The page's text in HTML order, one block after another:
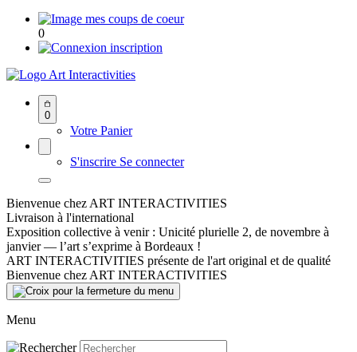
0
Art Interactivities
0
Votre Panier
S'inscrire Se connecter
Bienvenue chez ART INTERACTIVITIES
Livraison à l'international
Exposition collective à venir : Unicité plurielle 2, de novembre à
janvier — l’art s’exprime à Bordeaux !
ART INTERACTIVITIES présente de l'art original et de qualité
Bienvenue chez ART INTERACTIVITIES
Menu